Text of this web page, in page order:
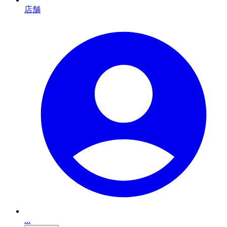
店舗
...